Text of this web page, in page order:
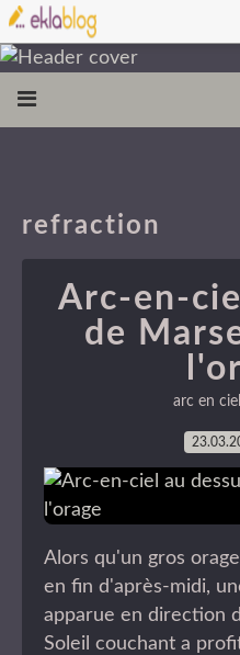
refraction
Arc-en-
de
arc en ciel
Alors qu'un gros
en fin d'après-midi,
apparue en direction
Soleil couchant a